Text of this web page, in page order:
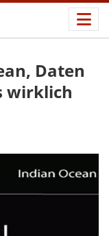
Daten
wirklich